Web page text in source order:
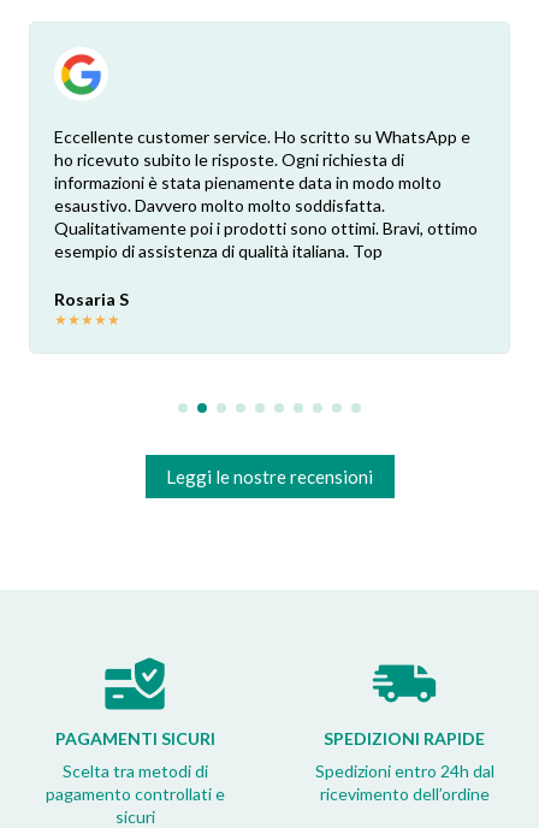
Eccellente customer service. Ho scritto su WhatsApp e
ho ricevuto subito le risposte. Ogni richiesta di
informazioni è stata pienamente data in modo molto
esaustivo. Davvero molto molto soddisfatta.
Qualitativamente poi i prodotti sono ottimi. Bravi, ottimo
esempio di assistenza di qualità italiana. Top
Rosaria S
★★★★★
Leggi le nostre recensioni
PAGAMENTI SICURI
Scelta tra metodi di
pagamento controllati e
sicuri
SPEDIZIONI RAPIDE
Spedizioni entro 24h dal
ricevimento dell’ordine